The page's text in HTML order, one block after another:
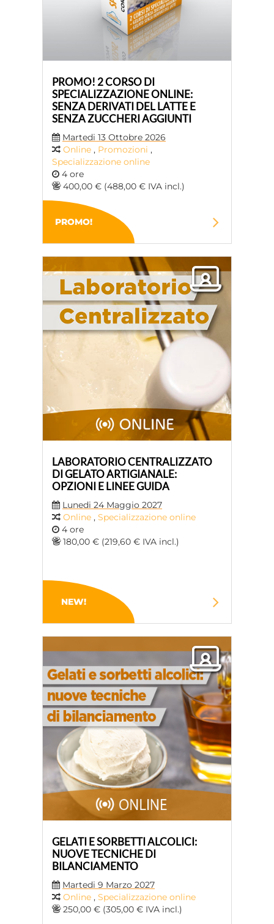
PROMO! 2 CORSO DI
SPECIALIZZAZIONE ONLINE:
SENZA DERIVATI ​​DEL LATTE E
SENZA ZUCCHERI AGGIUNTI
Martedi 13 Ottobre 2026
Online , Promozioni ,
Specializzazione online
4 ore
400,00 € (488,00 € IVA incl.)
PROMO!
LABORATORIO CENTRALIZZATO
DI GELATO ARTIGIANALE:
OPZIONI E LINEE GUIDA
Lunedi 24 Maggio 2027
Online , Specializzazione online
4 ore
180,00 € (219,60 € IVA incl.)
NEW!
GELATI E SORBETTI ALCOLICI:
NUOVE TECNICHE DI
BILANCIAMENTO
Martedi 9 Marzo 2027
Online , Specializzazione online
250,00 € (305,00 € IVA incl.)